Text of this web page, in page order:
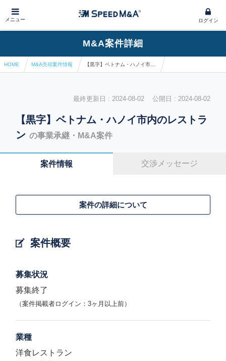
メニュー ログイン
M&A案件詳細
HOME M&A売却案件情報
最終更新日 : 2024-08-02 公開日 : 2024-08-02
【黒字】ベトナム・ハノイ市内のレストラ
ン の事業承継・M&A案件
案件情報 交渉メッセージ
案件概要
案件の詳細について
募集状況
募集終了
（案件掲載者ログイン：3ヶ月以上前）
業種
洋食レストラン